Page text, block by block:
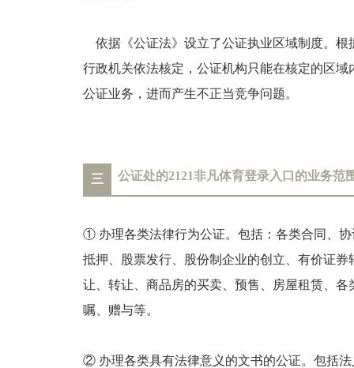
依据《公证法》设立了公证执业区域制度。根
行政机关依法核定，公证机构只能在核定的区
公证业务，进而产生不正当竞争问题。
三 公证处的2121非凡体育登录入口的业务范
① 办理各类法律行为公证。包括：各类合同、
抵押、股票发行、股份制企业的创立、有价证
让、转让、商品房的买卖、预售、房屋租赁、
嘱、赠与等。
② 办理各类具有法律意义的文书的公证。包括